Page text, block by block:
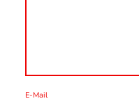
E-Mail